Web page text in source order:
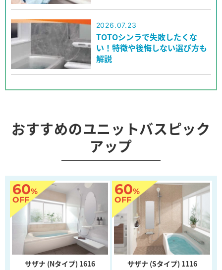
2026.07.23
TOTOシンラで失敗したくな
い！特徴や後悔しない選び方も
解説
おすすめのユニットバスピック
アップ
60%
OFF
サザナ (Nタイプ) 1616
60%
OFF
サザナ (Sタイプ) 1116